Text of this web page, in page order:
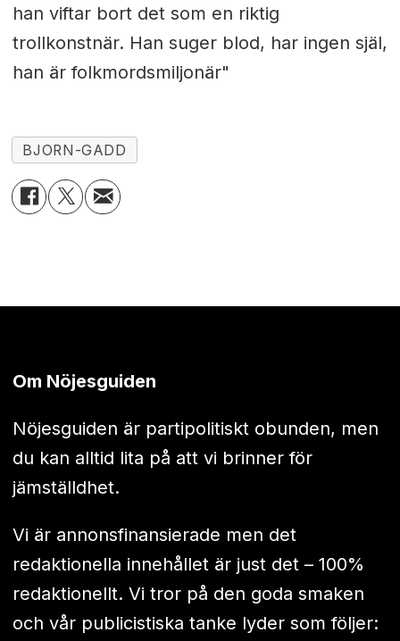
han viftar bort det som en riktig
trollkonstnär. Han suger blod, har ingen själ,
han är folkmordsmiljonär"
BJORN-GADD
Om Nöjesguiden
Nöjesguiden är partipolitiskt obunden, men
du kan alltid lita på att vi brinner för
jämställdhet.
Vi är annonsfinansierade men det
redaktionella innehållet är just det – 100%
redaktionellt. Vi tror på den goda smaken
och vår publicistiska tanke lyder som följer: